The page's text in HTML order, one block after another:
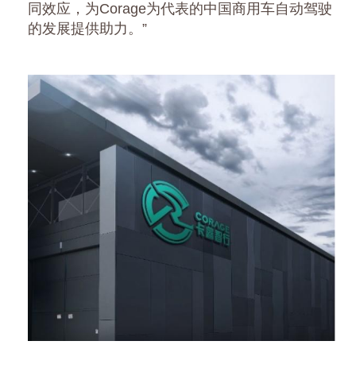
同效应，为Corage为代表的中国商用车自动驾驶
的发展提供助力。”